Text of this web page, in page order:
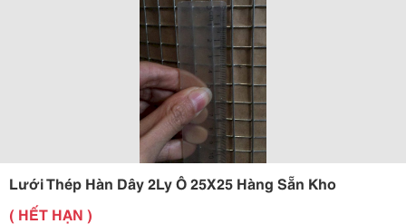
Lưới Thép Hàn Dây 2Ly Ô 25X25 Hàng Sẵn Kho
( HẾT HẠN )